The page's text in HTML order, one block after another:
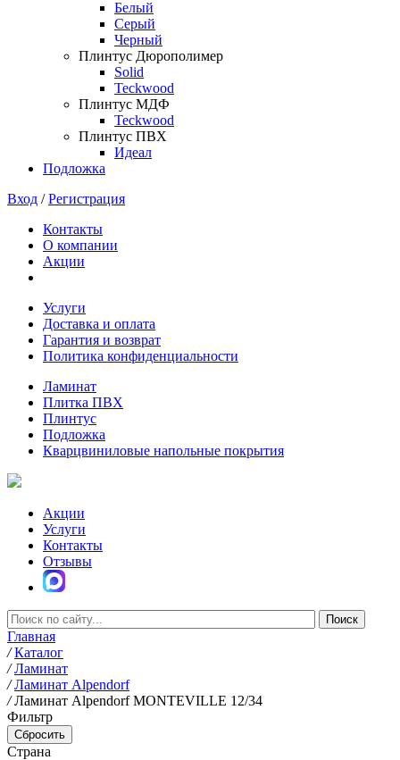
Белый
Серый
Черный
Плинтус Дюрополимер
Solid
Teckwood
Плинтус МДФ
Teckwood
Плинтус ПВХ
Идеал
Подложка
Вход /Регистрация
Контакты
О компании
Акции
Услуги
Доставка и оплата
Гарантия и возврат
Политика конфиденциальности
Ламинат
Плитка ПВХ
Плинтус
Подложка
Кварцвиниловые напольные покрытия
Акции
Услуги
Контакты
Отзывы
Главная
/ Каталог
/ Ламинат
/ Ламинат Alpendorf
/ Ламинат Alpendorf MONTEVILLE 12/34
Фильтр
Страна